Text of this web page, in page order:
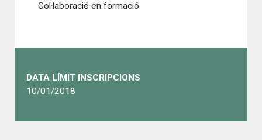
Col·laboració en formació
DATA LÍMIT INSCRIPCIONS
10/01/2018